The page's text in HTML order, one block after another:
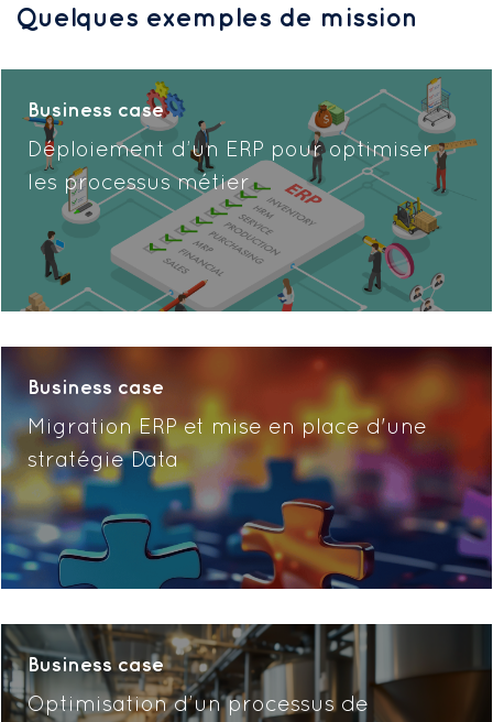
Quelques exemples de mission
Business case
Déploiement d’un ERP pour optimiser
les processus métier
Business case
Migration ERP et mise en place d'une
stratégie Data
Business case
Optimisation d’un processus de